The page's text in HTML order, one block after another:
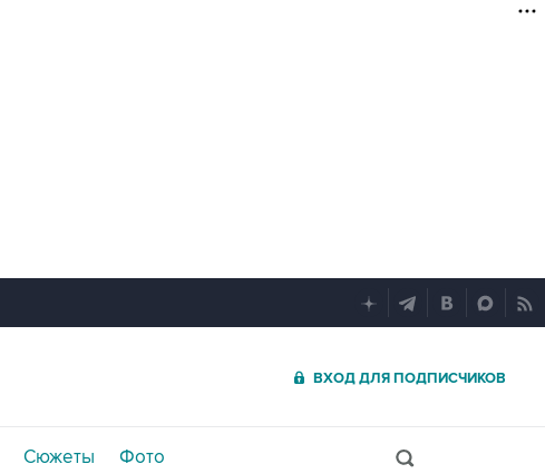
ВХОД ДЛЯ ПОДПИСЧИКОВ
Сюжеты Фото